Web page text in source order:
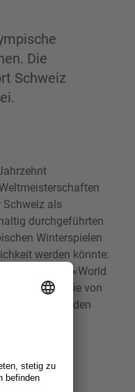
Die
Schweiz
Schweiz als
durchgeführten
Winterspielen
werden könnte:
natürlich als «World
von
Swiss